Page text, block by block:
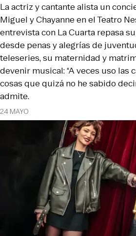
24 MAYO
La actriz y cantante alista un
Miguel y Chayanne en el Teatro
entrevista con La Cuarta repasa
desde penas y alegrías de
teleseries, su maternidad y
devenir musical: “A veces uso las
cosas que quizá no he sabido
admite.